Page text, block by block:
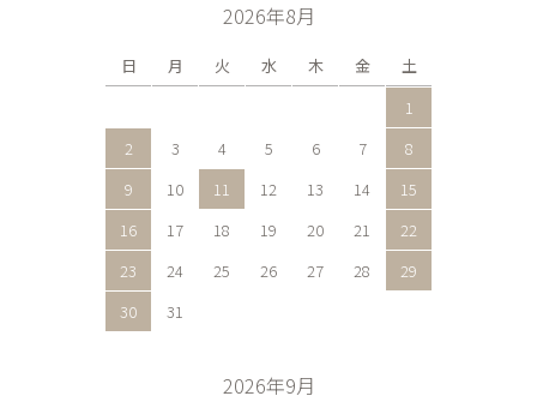
2026年8月
日 月 火 水 木 金
土
1
2
3 4 5 6 7
8
9
10 11 12 13 14
15
16
17 18 19 20 21
22
23
24 25 26 27 28
29
30
31
2026年9月